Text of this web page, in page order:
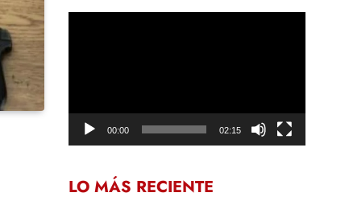
00:00 02:15
LO MÁS RECIENTE